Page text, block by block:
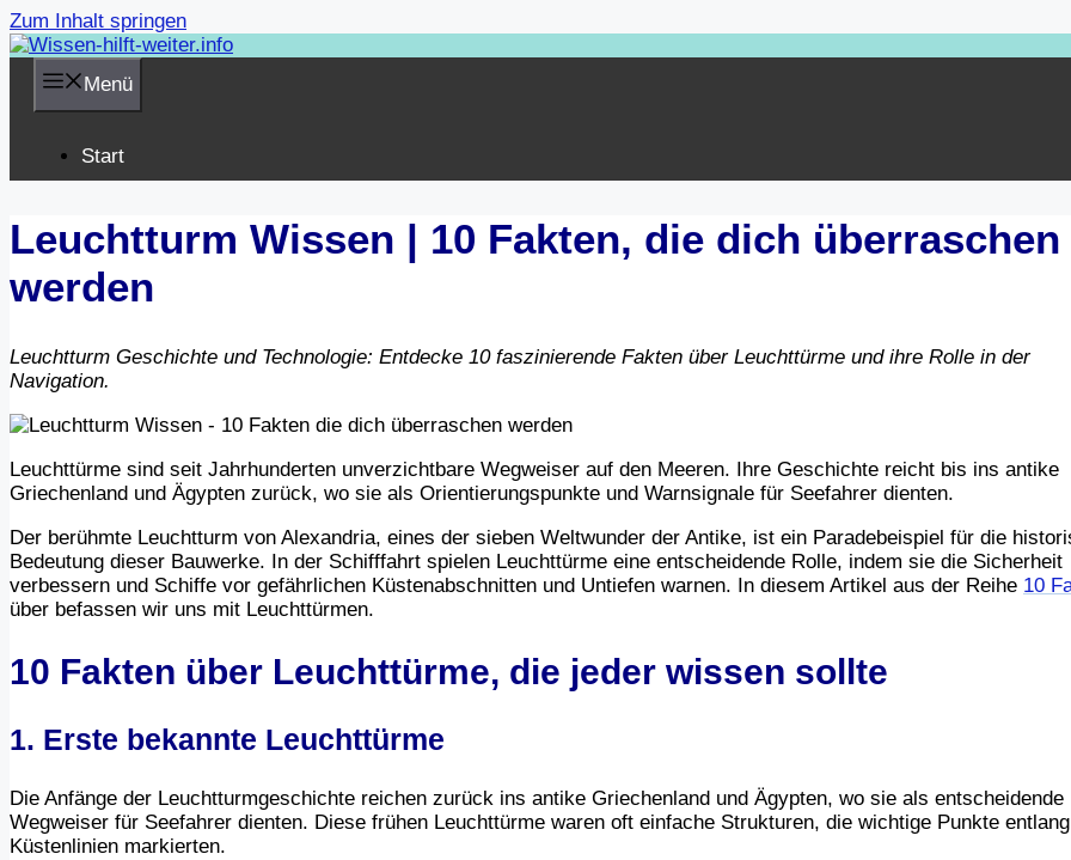
Zum Inhalt springen
Menü
Start
Leuchtturm Wissen | 10 Fakten, die dich überraschen
werden
Leuchtturm Geschichte und Technologie: Entdecke 10 faszinierende Fakten über Leuchttürme und ihre Rolle in der
Navigation.
Leuchttürme sind seit Jahrhunderten unverzichtbare Wegweiser auf den Meeren. Ihre Geschichte reicht bis ins antike
Griechenland und Ägypten zurück, wo sie als Orientierungspunkte und Warnsignale für Seefahrer dienten.
Der berühmte Leuchtturm von Alexandria, eines der sieben Weltwunder der Antike, ist ein Paradebeispiel für die
Bedeutung dieser Bauwerke. In der Schifffahrt spielen Leuchttürme eine entscheidende Rolle, indem sie die Sicherheit
verbessern und Schiffe vor gefährlichen Küstenabschnitten und Untiefen warnen. In diesem Artikel aus der Reihe 10
über befassen wir uns mit Leuchttürmen.
10 Fakten über Leuchttürme, die jeder wissen sollte
1. Erste bekannte Leuchttürme
Die Anfänge der Leuchtturmgeschichte reichen zurück ins antike Griechenland und Ägypten, wo sie als entscheidende
Wegweiser für Seefahrer dienten. Diese frühen Leuchttürme waren oft einfache Strukturen, die wichtige Punkte
Küstenlinien markierten.